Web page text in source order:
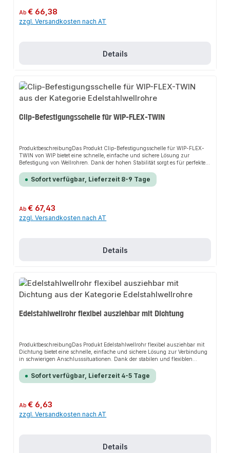
TWINAnwendungsbereicheVerbindung von WellrohrenInstallationen in
SolaranlagenProduktdatenMaterial: MessingKompatibel mit WIP-FLEX-
TWINEinfache HandhabungIn unserem Sortiment finden Sie auch passende
Regulärer Preis:
Ab€ 66,38
zzgl. Versandkosten nach AT
Details
Clip-Befestigungsschelle für WIP-FLEX-TWIN
ProduktbeschreibungDas Produkt Clip-Befestigungsschelle für WIP-FLEX-
TWIN von WIP bietet eine schnelle, einfache und sichere Lösung zur
Befestigung von Wellrohren. Dank der hohen Stabilität sorgt es für perfekten
Das robuste Design und die einfache Montage machen dieses Produkt zu
einer zuverlässigen Wahl für jede Installation.EigenschaftenHohe
TWINAnwendungsbereicheBefestigung von WellrohrenInstallationen in
SolaranlagenProduktdatenMaterial: Hochwertiger KunststoffKompatibel mit
WIP-FLEX-TWINEinfache HandhabungIn unserem Sortiment finden Sie
Sofort verfügbar, Lieferzeit 8-9 Tage
Regulärer Preis:
Ab€ 67,43
zzgl. Versandkosten nach AT
Details
Edelstahlwellrohr flexibel ausziehbar mit Dichtung
ProduktbeschreibungDas Produkt Edelstahlwellrohr flexibel ausziehbar mit
Dichtung bietet eine schnelle, einfache und sichere Lösung zur Verbindung
in schwierigen Anschlusssituationen. Dank der stabilen und flexiblen
Installationsumgebungen an. Das robuste Design und die einfache Montage
machen dieses Produkt zu einer zuverlässigen Wahl für jede
MessingProduziert in der EU10 Jahre
HerstellergarantieAnwendungsbereicheAls Kompensator an Speichern,
Kesseln und AusdehnungsgefäßenProblemlöser an Heizkörper- und
KlingeritFarbe: EdelstahlfarbenTemperaturbeständigkeit: bis 100 °CIn
Sofort verfügbar, Lieferzeit 4-5 Tage
Regulärer Preis:
Ab€ 6,63
zzgl. Versandkosten nach AT
Details